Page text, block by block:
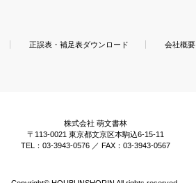
正誤表・補足表ダウンロード 会社概要
株式会社 萌文書林
〒113-0021 東京都文京区本駒込6-15-11
TEL：03-3943-0576 ／ FAX：03-3943-0567